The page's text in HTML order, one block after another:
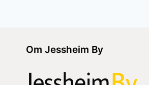
Om Jessheim By